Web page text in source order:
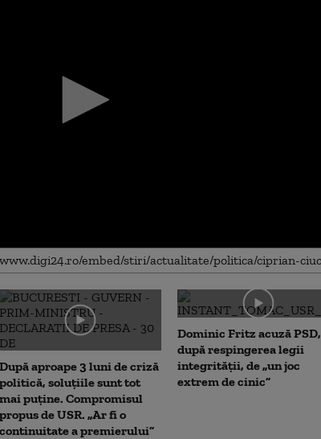
După aproape 3 luni de criză
politică, soluțiile sunt tot
mai puține. Compromisul
propus de USR. „Ar fi o
continuitate a premierului”
Dominic Fritz acuză PSD,
după respingerea legii
integrității, de „un joc
extrem de cinic”